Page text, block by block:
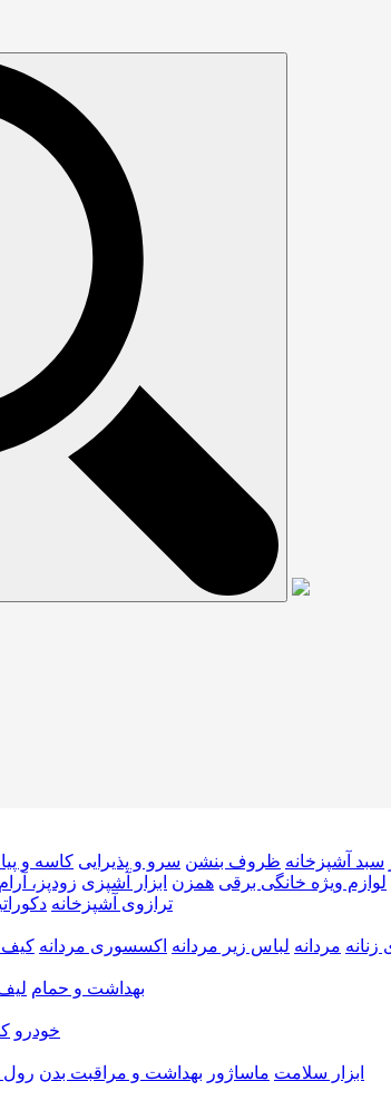
سبد آشپزخانه ظروف بنشن سرو و پذیرایی کاسه و
لوازم ویژه خانگی برقی همزن ابزار آشپزی زودپز،
ترازوی آشپزخانه
مردانه لباس زیر مردانه اکسسوری مردانه کیف
بهداشت و حمام
خودرو
ابزار سلامت ماساژور بهداشت و مراقبت بدن رول